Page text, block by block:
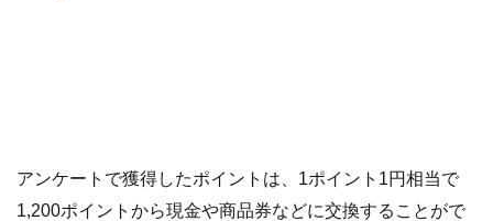
アンケートで獲得したポイントは、1ポイント1円相当で
1,200ポイントから現金や商品券などに交換することがで